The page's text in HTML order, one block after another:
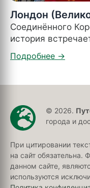
Лондон
Соединённого
история
© 2026.
города и
При цитировании
на сайт
данном сайте,
используются